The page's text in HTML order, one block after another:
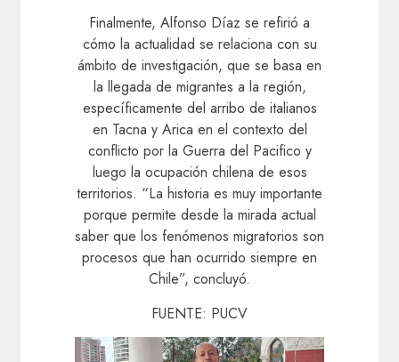
Finalmente, Alfonso Díaz se refirió a
cómo la actualidad se relaciona con su
ámbito de investigación, que se basa en
la llegada de migrantes a la región,
específicamente del arribo de italianos
en Tacna y Arica en el contexto del
conflicto por la Guerra del Pacifico y
luego la ocupación chilena de esos
territorios. “La historia es muy importante
porque permite desde la mirada actual
saber que los fenómenos migratorios son
procesos que han ocurrido siempre en
Chile”, concluyó.
FUENTE: PUCV